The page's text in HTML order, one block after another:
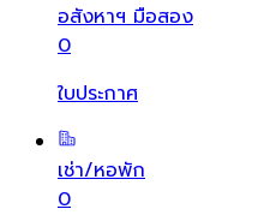
อสังหาฯ มือสอง
0
ใบประกาศ
เช่า/หอพัก
0